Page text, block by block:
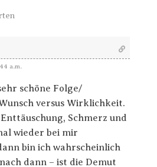
a.m.
schöne Folge/
versus Wirklichkeit.
Schmerz und
wieder bei mir
bin ich wahrscheinlich
dann – ist die Demut